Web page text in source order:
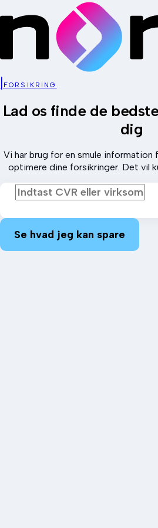
FORSIKRING
Lad os finde de
dig
Vi har brug for en smule information
optimere dine forsikringer. Det vil
Se hvad jeg kan spare